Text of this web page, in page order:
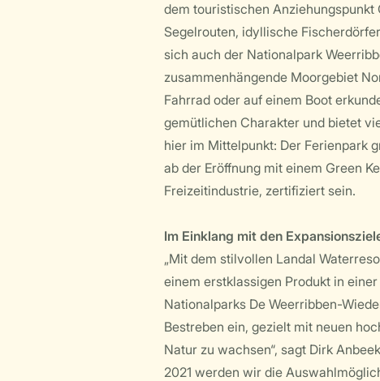
dem touristischen
Segelrouten, idyllische
sich auch der Nationalpark
zusammenhängende Moorgebiet
Fahrrad oder auf einem Boot
gemütlichen Charakter und bietet
hier im Mittelpunkt: Der Ferienpark
ab der Eröffnung mit einem Green
Freizeitindustrie, zertifiziert sein.
Im Einklang mit den
„Mit dem stilvollen Landal
einem erstklassigen Produkt in
Nationalparks De Weerribben-
Bestreben ein, gezielt mit neuen
Natur zu wachsen“, sagt Dirk
2021 werden wir die